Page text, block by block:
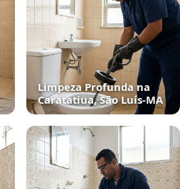
Limpeza Profunda na
Caratatiua, São Luís‑MA